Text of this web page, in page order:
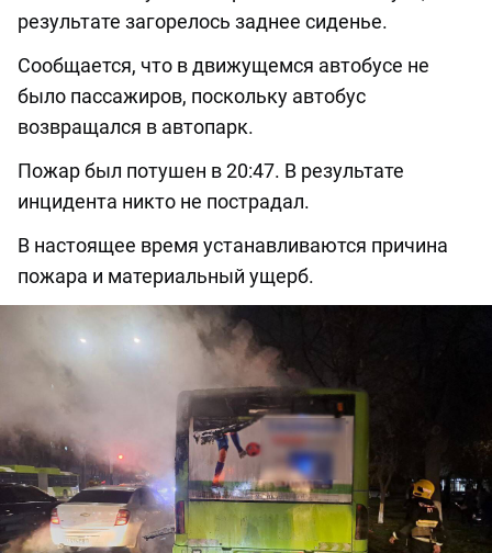
результате загорелось заднее сиденье.
Сообщается, что в движущемся автобусе не
было пассажиров, поскольку автобус
возвращался в автопарк.
Пожар был потушен в 20:47. В результате
инцидента никто не пострадал.
В настоящее время устанавливаются причина
пожара и материальный ущерб.